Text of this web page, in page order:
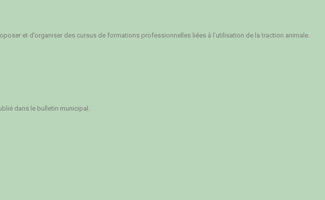
et d’organiser des cursus de formations professionnelles liées à l’utilisation de la traction animale.
dans le bulletin municipal.